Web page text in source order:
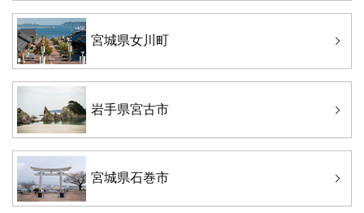
宮城県女川町
岩手県宮古市
宮城県石巻市